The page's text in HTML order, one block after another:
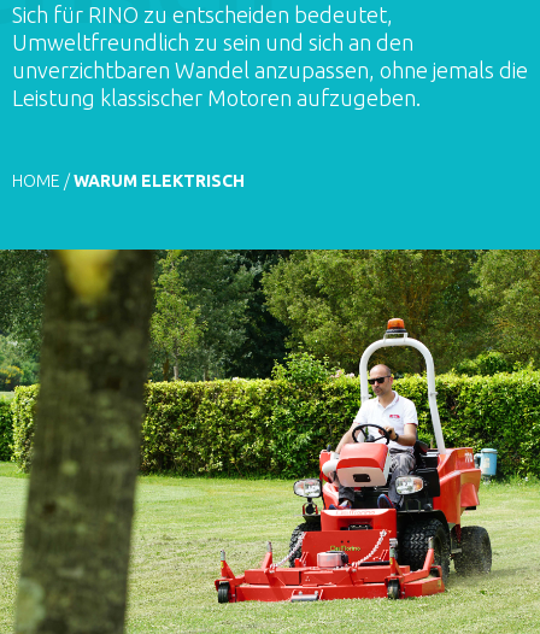
Sich für RINO zu entscheiden bedeutet,
Umweltfreundlich zu sein und sich an den
unverzichtbaren Wandel anzupassen, ohne jemals die
Leistung klassischer Motoren aufzugeben.
HOME /WARUM ELEKTRISCH